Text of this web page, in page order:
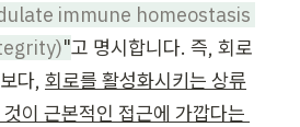
immune homeostasis
"고 명시합니다. 즉, 회로
다, 회로를 활성화시키는 상류
이 근본적인 접근에 가깝다는